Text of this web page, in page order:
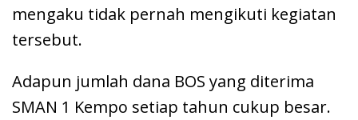
mengaku tidak pernah mengikuti kegiatan
tersebut.
Adapun jumlah dana BOS yang diterima
SMAN 1 Kempo setiap tahun cukup besar.